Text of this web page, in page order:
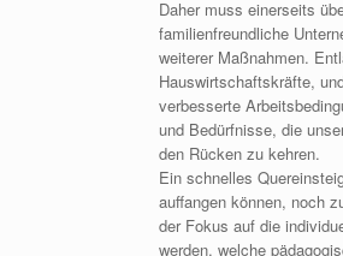
Daher muss einerseits
familienfreundliche
weiterer Maßnahmen.
Hauswirtschaftskräfte,
verbesserte
und Bedürfnisse, die
den Rücken zu kehren.
Ein schnelles
auffangen können, noch
der Fokus auf die
werden, welche